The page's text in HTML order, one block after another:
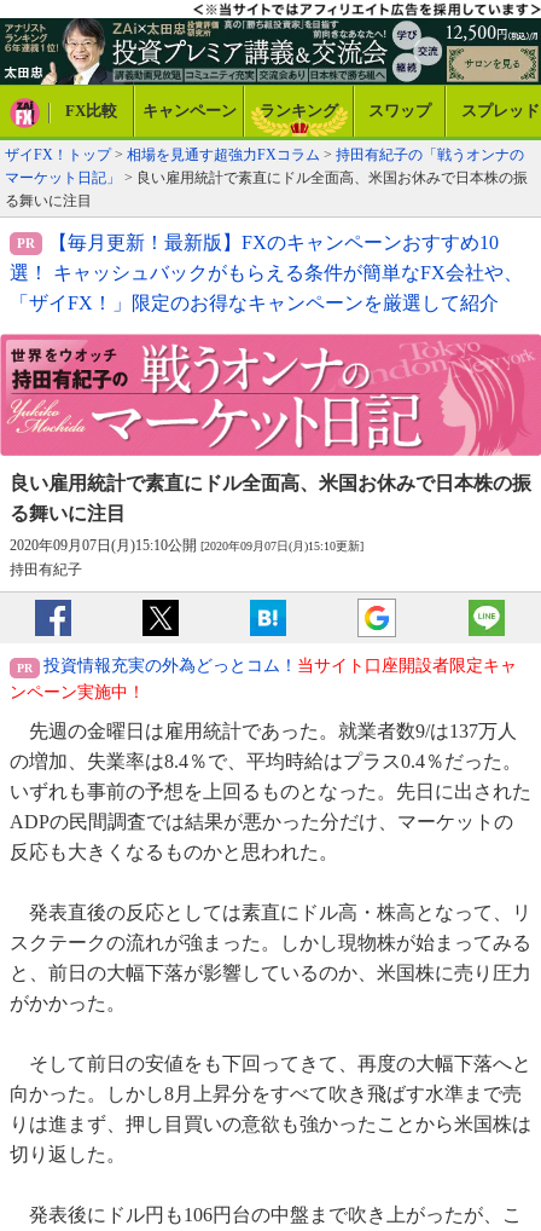
FX比較 キャンペーン ランキング スワップ スプレッド
ザイFX！トップ> 相場を見通す超強力FXコラム > 持田有紀子の「戦うオンナの
マーケット日記」
> 良い雇用統計で素直にドル全面高、米国お休みで日本株の振
る舞いに注目
【毎月更新！最新版】FXのキャンペーンおすすめ10
選！ キャッシュバックがもらえる条件が簡単なFX会社や、
「ザイFX！」限定のお得なキャンペーンを厳選して紹介
良い雇用統計で素直にドル全面高、 米国お休みで日本株の振
る舞いに注目
2020年09月07日(月)15:10公開 [2020年09月07日(月)15:10更新]
持田有紀子
投資情報充実の外為どっとコム！ 当サイト口座開設者限定キャ
ンペーン実施中！
先週の金曜日は雇用統計であった。就業者数9/は137万人
の増加、失業率は8.4％で、平均時給はプラス0.4％だった。
いずれも事前の予想を上回るものとなった。先日に出された
ADPの民間調査では結果が悪かった分だけ、マーケットの
反応も大きくなるものかと思われた。
発表直後の反応としては素直にドル高・株高となって、リ
スクテークの流れが強まった。しかし現物株が始まってみる
と、前日の大幅下落が影響しているのか、米国株に売り圧力
がかかった。
そして前日の安値をも下回ってきて、再度の大幅下落へと
向かった。しかし8月上昇分をすべて吹き飛ばす水準まで売
りは進まず、押し目買いの意欲も強かったことから米国株は
切り返した。
発表後にドル円も106円台の中盤まで吹き上がったが、こ